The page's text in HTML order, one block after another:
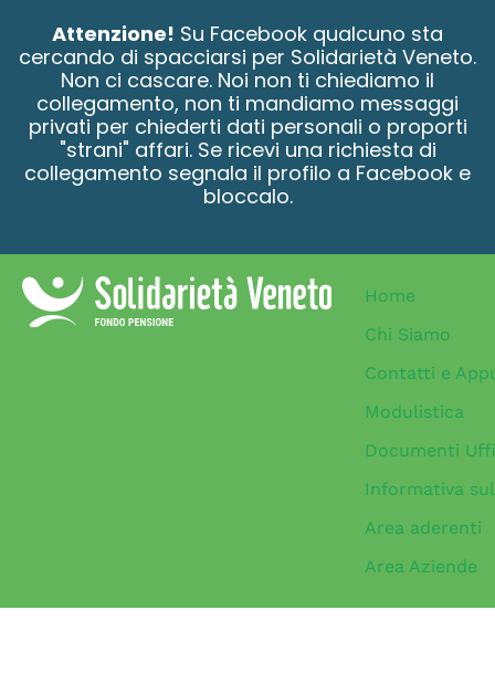
Attenzione! Su Facebook qualcuno sta
cercando di spacciarsi per Solidarietà Veneto.
Non ci cascare. Noi non ti chiediamo il
collegamento, non ti mandiamo messaggi
privati per chiederti dati personali o proporti
"strani" affari. Se ricevi una richiesta di
collegamento segnala il profilo a Facebook e
bloccalo.
Home
Chi Siamo
Contatti e
Modulistica
Documenti
Informativa
Area aderenti
Area Aziende